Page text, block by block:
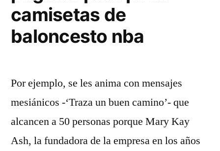
camisetas de
baloncesto nba
Por ejemplo, se les anima con mensajes
mesiánicos -‘Traza un buen camino’- que
alcancen a 50 personas porque Mary Kay
Ash, la fundadora de la empresa en los años